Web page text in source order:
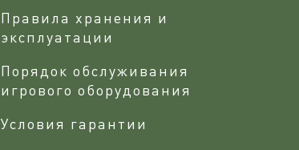
Правила хранения и
эксплуатации
Порядок обслуживания
игрового оборудования
Условия гарантии